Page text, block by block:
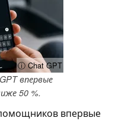
ⓘ Chat GPT
впервые
50 %.
впервые